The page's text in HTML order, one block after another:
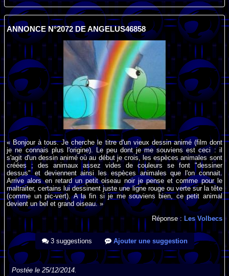
ANNONCE N°2072 DE ANGELUS46858
« Bonjour à tous. Je cherche le titre d'un vieux dessin animé (film dont
je ne connais plus l'origine). Le peu dont je me souviens est ceci : il
s'agit d'un dessin animé où au début je crois, les espèces animales sont
créées ; des animaux assez vides de couleurs se font "dessiner
dessus" et deviennent ainsi les espèces animales que l'on connait.
Arrive alors en retard un petit oiseau noir je pense et comme pour le
maltraiter, certains lui dessinent juste une ligne rouge ou verte sur la tête
(comme un pic-vert). A la fin si je me souviens bien, ce petit animal
devient un bel et grand oiseau. »
Réponse : Les Volbecs
3 suggestions Ajouter une suggestion
Postée le 25/12/2014.